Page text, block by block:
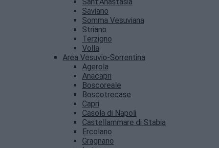
Sant’Anastasia
Saviano
Somma Vesuviana
Striano
Terzigno
Volla
Area Vesuvio-Sorrentina
Agerola
Anacapri
Boscoreale
Boscotrecase
Capri
Casola di Napoli
Castellammare di Stabia
Ercolano
Gragnano